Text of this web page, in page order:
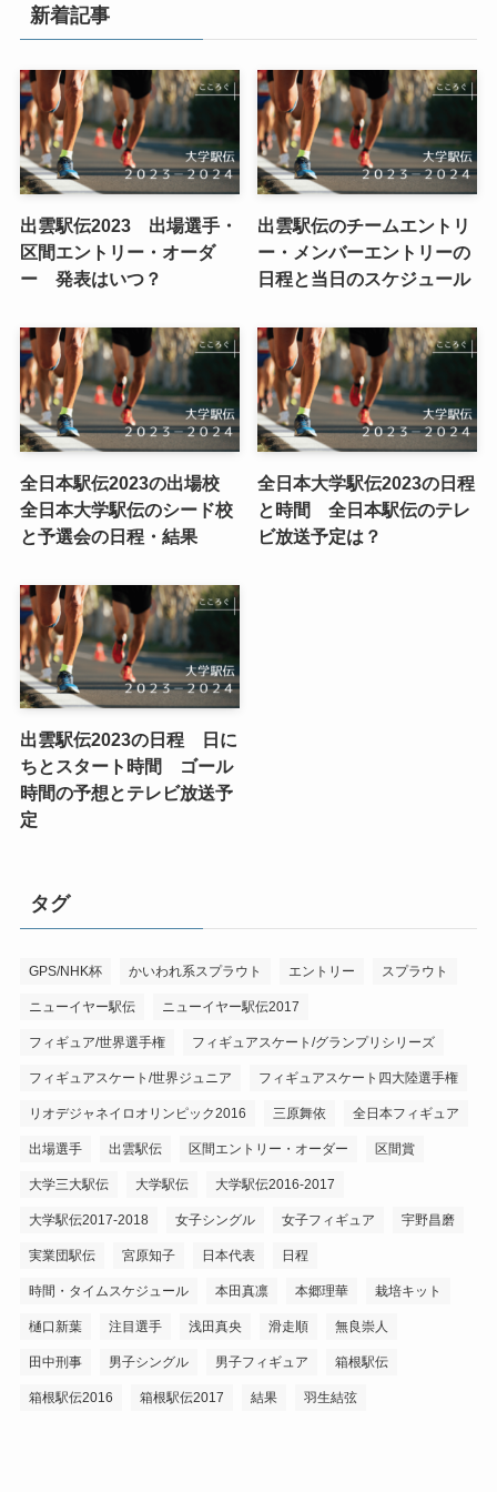
新着記事
出雲駅伝2023 出場選手・
区間エントリー・オーダ
ー 発表はいつ？
出雲駅伝のチームエントリ
ー・メンバーエントリーの
日程と当日のスケジュール
全日本駅伝2023の出場校
全日本大学駅伝のシード校
と予選会の日程・結果
全日本大学駅伝2023の日程
と時間 全日本駅伝のテレ
ビ放送予定は？
出雲駅伝2023の日程 日に
ちとスタート時間 ゴール
時間の予想とテレビ放送予
定
タグ
GPS/NHK杯 かいわれ系スプラウト エントリー スプラウト
ニューイヤー駅伝 ニューイヤー駅伝2017
フィギュア/世界選手権 フィギュアスケート/グランプリシリーズ
フィギュアスケート/世界ジュニア フィギュアスケート四大陸選手権
リオデジャネイロオリンピック2016 三原舞依 全日本フィギュア
出場選手 出雲駅伝 区間エントリー・オーダー 区間賞
大学三大駅伝 大学駅伝 大学駅伝2016-2017
大学駅伝2017-2018 女子シングル 女子フィギュア 宇野昌磨
実業団駅伝 宮原知子 日本代表 日程
時間・タイムスケジュール 本田真凛 本郷理華 栽培キット
樋口新葉 注目選手 浅田真央 滑走順 無良崇人
田中刑事 男子シングル 男子フィギュア 箱根駅伝
箱根駅伝2016 箱根駅伝2017 結果 羽生結弦